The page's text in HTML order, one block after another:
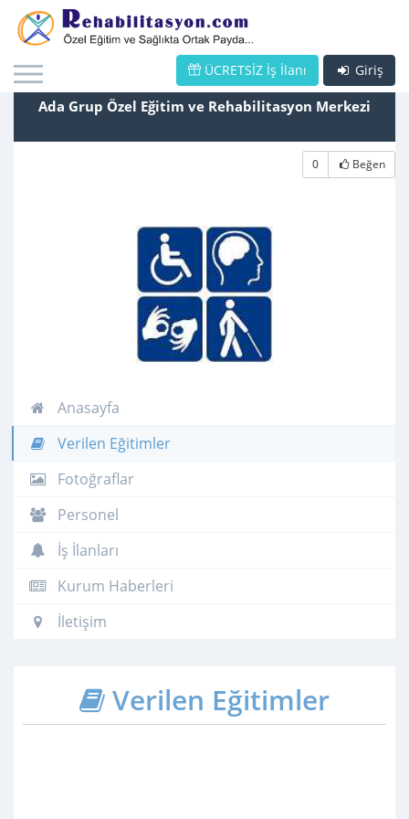
Giriş
ÜCRETSİZ İş İlanı
Ada Grup Özel Eğitim ve Rehabilitasyon Merkezi
0 Beğen
Anasayfa
Verilen Eğitimler
Fotoğraflar
Personel
İş İlanları
Kurum Haberleri
İletişim
Verilen Eğitimler